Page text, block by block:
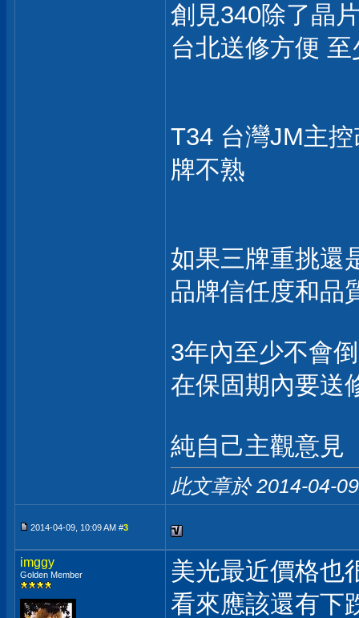
創見340除了晶
台北送修方便
T34 台灣JM主
牌不熟
如果三牌重挑還
品牌信任度和品
3年內至少不會
在保固期內要送
純自己主觀意見
此文章於 2014-04-
2014-04-09, 10:09 AM #3
imggy
Golden Member
美光最近價格也
看來應該還有下